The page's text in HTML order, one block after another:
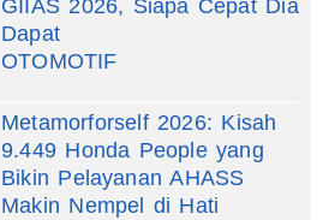
GIIAS 2026, Siapa Cepat Dia
Dapat
OTOMOTIF
Metamorforself 2026: Kisah
9.449 Honda People yang
Bikin Pelayanan AHASS
Makin Nempel di Hati